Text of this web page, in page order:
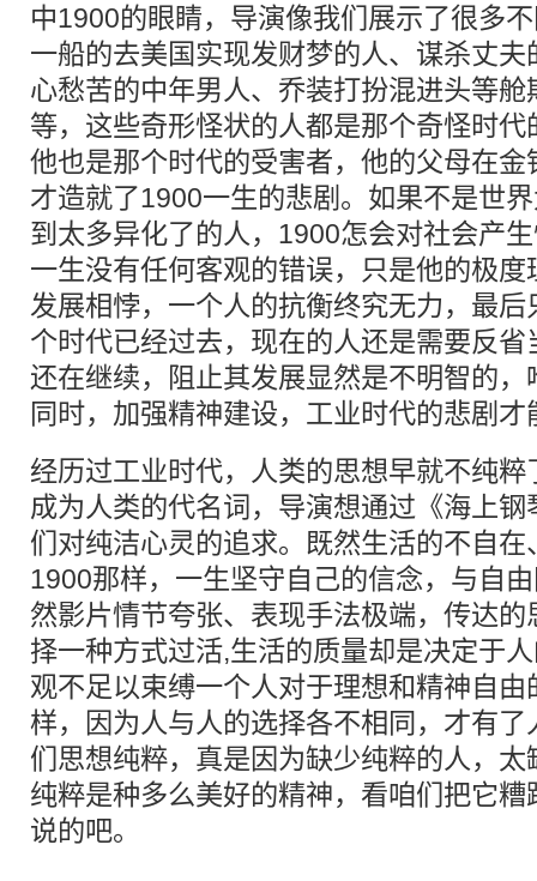
中1900的眼睛，导演像我们展示了很多
一船的去美国实现发财梦的人、谋杀丈
心愁苦的中年男人、乔装打扮混进头等
等，这些奇形怪状的人都是那个奇怪时
他也是那个时代的受害者，他的父母在
才造就了1900一生的悲剧。如果不是世
到太多异化了的人，1900怎会对社会产
一生没有任何客观的错误，只是他的极
发展相悖，一个人的抗衡终究无力，最
个时代已经过去，现在的人还是需要反
还在继续，阻止其发展显然是不明智的
同时，加强精神建设，工业时代的悲剧才
经历过工业时代，人类的思想早就不纯
成为人类的代名词，导演想通过《海上
们对纯洁心灵的追求。既然生活的不自
1900那样，一生坚守自己的信念，与自
然影片情节夸张、表现手法极端，传达
择一种方式过活,生活的质量却是决定于
观不足以束缚一个人对于理想和精神自
样，因为人与人的选择各不相同，才有
们思想纯粹，真是因为缺少纯粹的人，
纯粹是种多么美好的精神，看咱们把它
说的吧。